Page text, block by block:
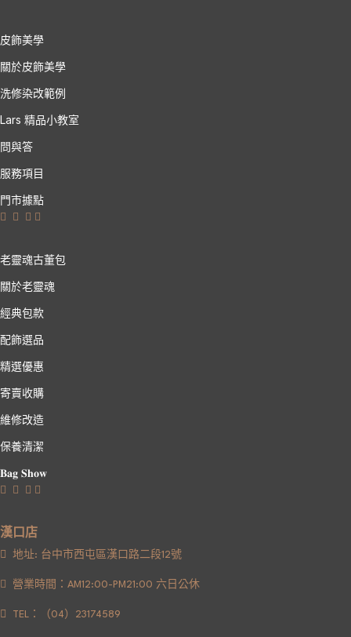
皮飾美學
關於皮飾美學
洗修染改範例
Lars 精品小教室
問與答
服務項目
門市據點
老靈魂古董包
關於老靈魂
經典包款
配飾選品
精選優惠
寄賣收購
維修改造
保養清潔
𝐁𝐚𝐠 𝐒𝐡𝐨𝐰
漢口店
地址: 台中市西屯區漢口路二段12號
營業時間：AM12:00-PM21:00 六日公休
TEL：（04）23174589